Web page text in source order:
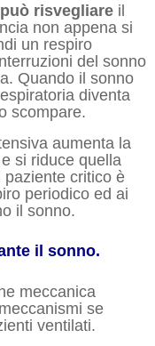
può risvegliare il
non appena si
un respiro
del sonno
Quando il sonno
diventa
scompare.
aumenta la
si riduce quella
critico è
periodico ed ai
il sonno.
il sonno.
meccanica
se
ventilati.